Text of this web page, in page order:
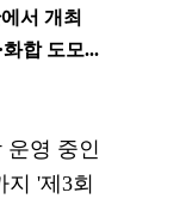
서 개최
·화합 도모...
운영 중인
지 '제 3회